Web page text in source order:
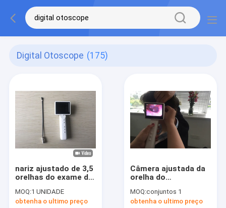
Digital Otoscope (175)
nariz ajustado de 3,5
orelhas do exame da
laringoscópio do
Otoscope de Digitas
MOQ:1 UNIDADE
obtenha o ultimo preço
Câmera ajustada da
orelha do
Otoscope de USB
avoirdupois Digitas
MOQ:conjuntos 1
obtenha o ultimo preço